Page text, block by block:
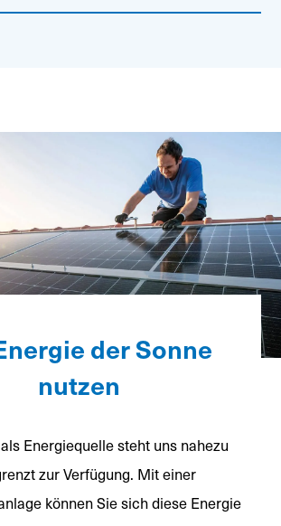
der Sonne
nutzen
Energiequelle steht uns nahezu
zur Verfügung. Mit einer
können Sie sich diese Energie